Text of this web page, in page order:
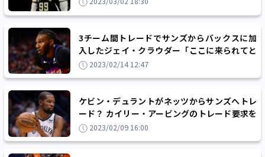
3チーム間トレードでサンズからバックスに加
入したジェイ・クラウダー「ここに来られてと
ても幸せだ」
2023/02/14 12:47
ケビン・デュラントがネッツからサンズへトレ
ード？ カイリー・アービングのトレード要求を
機に移籍市場が動く
2023/02/09 16:00